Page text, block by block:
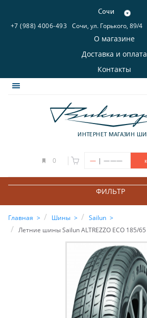
Сочи
+7 (988) 4006-493 Сочи, ул. Горького, 89/4
О магазине
Доставка и оплата
Контакты
ИНТЕРНЕТ МАГАЗИН
0 — | ———
ФИЛЬТР
Главная Шины
Sailun
Летние шины Sailun ALTREZZO ECO 185/65